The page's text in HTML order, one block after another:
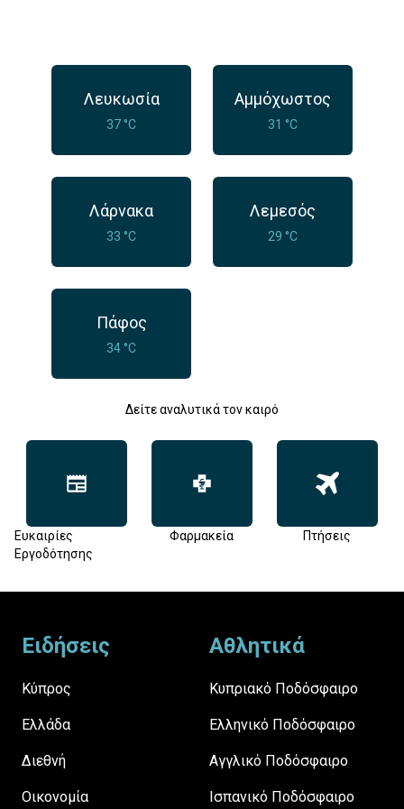
Λευκωσία
37 °C
Αμμόχωστος
31 °C
Λάρνακα
33 °C
Λεμεσός
29 °C
Πάφος
34 °C
Δείτε αναλυτικά τον καιρό
Ευκαιρίες
Εργοδότησης
Φαρμακεία Πτήσεις
Ειδήσεις
Κύπρος
Ελλάδα
Διεθνή
Οικονομία
Αθλητικά
Κυπριακό Ποδόσφαιρο
Ελληνικό Ποδόσφαιρο
Αγγλικό Ποδόσφαιρο
Ισπανικό Ποδόσφαιρο